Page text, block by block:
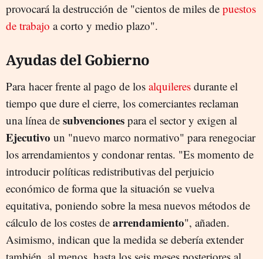
provocará la destrucción de "cientos de miles de puestos
de trabajo a corto y medio plazo".
Ayudas del Gobierno
Para hacer frente al pago de los alquileres durante el
tiempo que dure el cierre, los comerciantes reclaman
una línea de subvenciones para el sector y exigen al
Ejecutivo un "nuevo marco normativo" para renegociar
los arrendamientos y condonar rentas. "Es momento de
introducir políticas redistributivas del perjuicio
económico de forma que la situación se vuelva
equitativa, poniendo sobre la mesa nuevos métodos de
cálculo de los costes de arrendamiento", añaden.
Asimismo, indican que la medida se debería extender